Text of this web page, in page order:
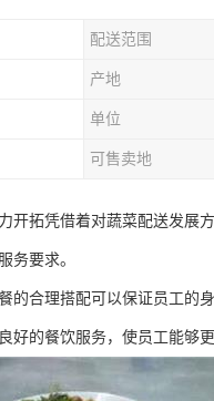
配送范围
产地
单位
可售卖地
开拓凭借着对蔬菜配送发展
务要求。
的合理搭配可以保证员工的
的餐饮服务，使员工能够更